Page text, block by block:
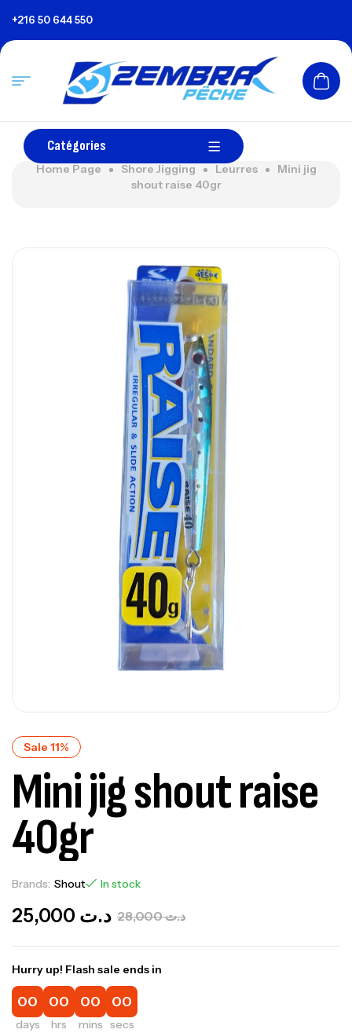
+216 50 644 550
Catégories
Home Page Shore Jigging Leurres
Mini jig
shout raise 40gr
Sale 11%
Mini jig shout raise
40gr
Brands: Shout In stock
د.ت28,000 د.ت
Hurry up! Flash sale ends in
00
days
00
hrs
00
mins
00
secs